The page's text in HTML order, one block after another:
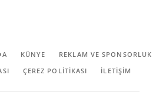
KÜNYE
REKLAM VE SPONSORLUK
ÇEREZ POLITIKASI İLETİŞİM